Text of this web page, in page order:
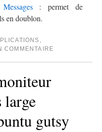
: permet de
en doublon.
COMMENTAIRE
large
gutsy